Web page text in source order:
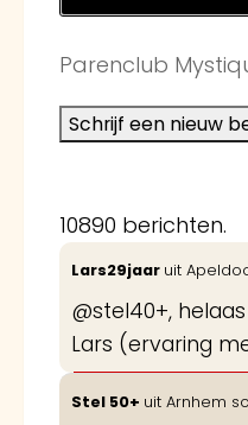
Parenclub
10890 berichten.
Lars29jaar uit
@stel40+,
Lars (ervaring
Stel 50+ uit Arnhem